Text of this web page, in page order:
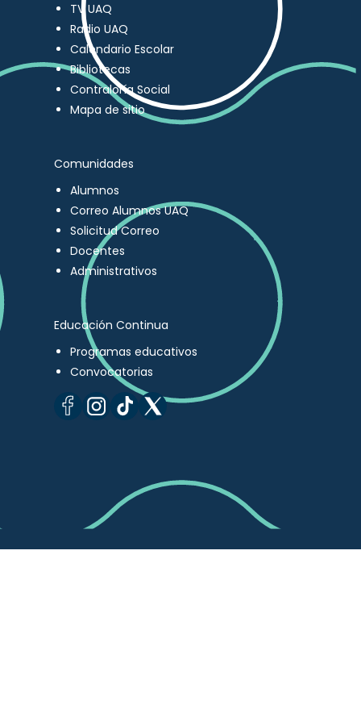
TV UAQ
Radio UAQ
Calendario Escolar
Bibliotecas
Contraloría Social
Mapa de sitio
Comunidades
Alumnos
Correo Alumnos UAQ
Solicitud Correo
Docentes
Administrativos
Educación Continua
Programas educativos
Convocatorias